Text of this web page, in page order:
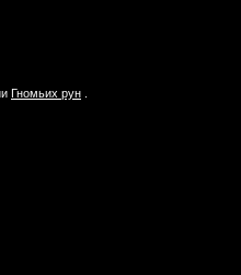
Гномьих рун